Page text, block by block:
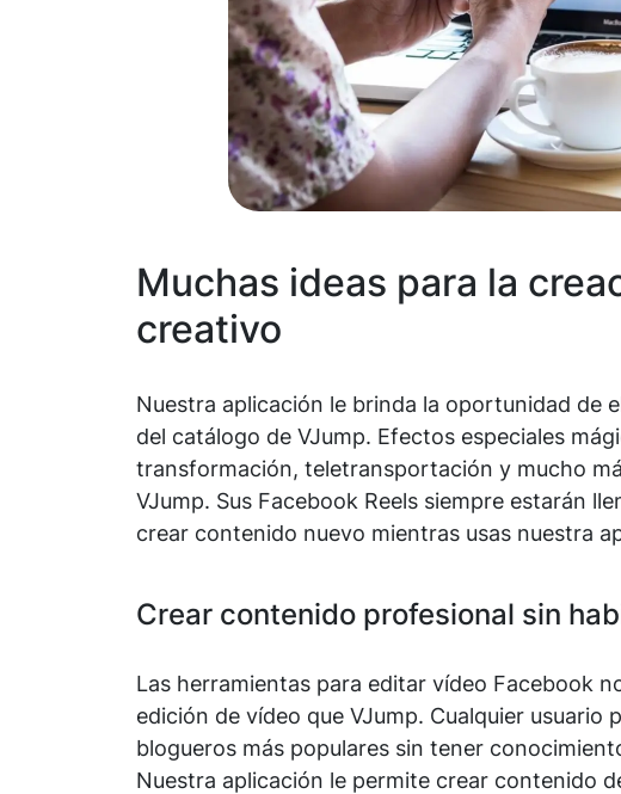
Muchas ideas para la
creativo
Nuestra aplicación le brinda la oportunidad de
del catálogo de VJump. Efectos especiales
transformación, teletransportación y mucho
VJump. Sus Facebook Reels siempre estarán
crear contenido nuevo mientras usas nuestra
Crear contenido profesional sin
Las herramientas para editar vídeo Facebook
edición de vídeo que VJump. Cualquier usuario
blogueros más populares sin tener
Nuestra aplicación le permite crear contenido